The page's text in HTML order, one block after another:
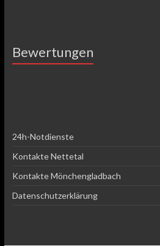
Bewertungen
24h-Notdienste
Kontakte Nettetal
Kontakte Mönchengladbach
Datenschutzerklärung